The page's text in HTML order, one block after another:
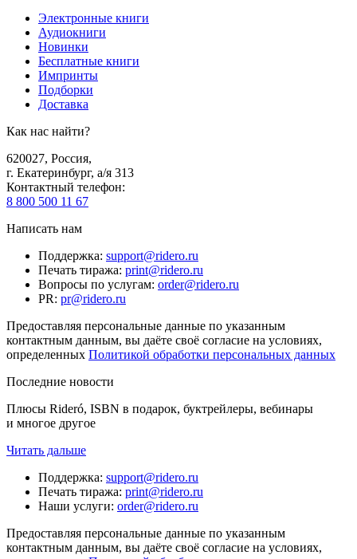
Электронные книги
Аудиокниги
Новинки
Бесплатные книги
Импринты
Подборки
Доставка
Как нас найти?
620027, Россия,
г. Екатеринбург, а/я 313
Контактный телефон:
8 800 500 11 67
Написать нам
Поддержка: support@ridero.ru
Печать тиража: print@ridero.ru
Вопросы по услугам: order@ridero.ru
PR: pr@ridero.ru
Предоставляя персональные данные по указанным
контактным данным, вы даёте своё согласие на условиях,
определенных Политикой обработки персональных данных
Последние новости
Плюсы Rideró, ISBN в подарок, буктрейлеры, вебинары
и многое другое
Читать дальше
Поддержка: support@ridero.ru
Печать тиража: print@ridero.ru
Наши услуги: order@ridero.ru
Предоставляя персональные данные по указанным
контактным данным, вы даёте своё согласие на условиях,